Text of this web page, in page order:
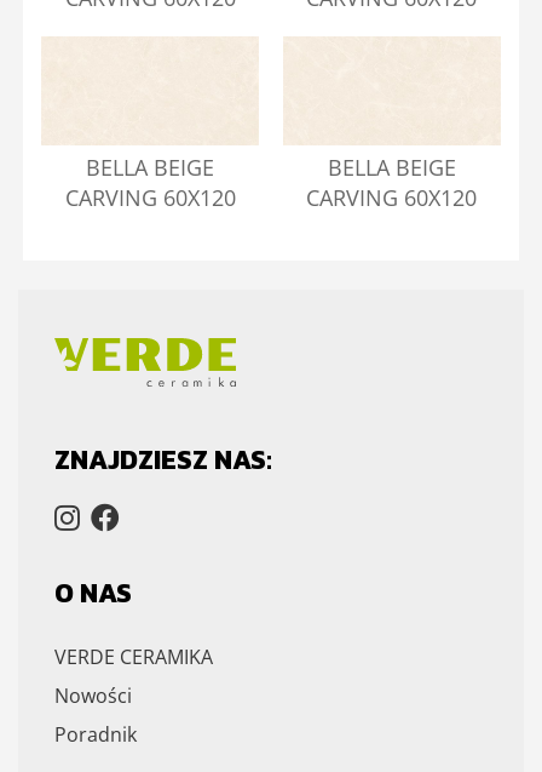
BELLA BEIGE
CARVING 60X120
BELLA BEIGE
CARVING 60X120
ZNAJDZIESZ NAS:
O NAS
VERDE CERAMIKA
Nowości
Poradnik